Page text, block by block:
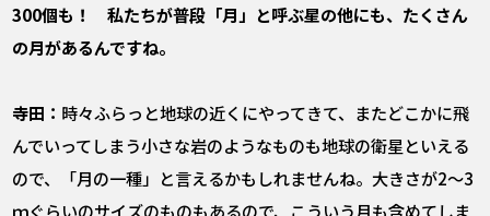
――300個も！ 私たちが普段「月」と呼ぶ星の他にも、たくさん
の月があるんですね。
寺田： 時々ふらっと地球の近くにやってきて、またどこかに飛
んでいってしまう小さな岩のようなものも地球の衛星といえる
ので、「月の一種」と言えるかもしれませんね。大きさが2～3
ｍぐらいのサイズのものもあるので、こういう月も含めてしま